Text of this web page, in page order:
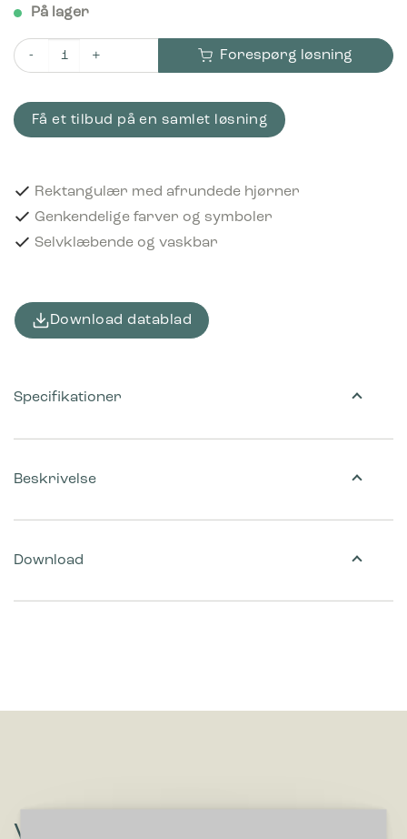
På lager
Piktogram Hazardous waste 16x3 cm Selvklæbende Rød antal
Forespørg løsning
Få et tilbud på en samlet løsning
Rektangulær med afrundede hjørner
Genkendelige farver og symboler
Selvklæbende og vaskbar
Download datablad
Beskrivelse
Download
Specifikationer